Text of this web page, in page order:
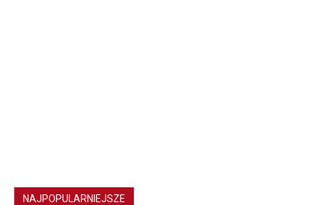
NAJPOPULARNIEJSZE